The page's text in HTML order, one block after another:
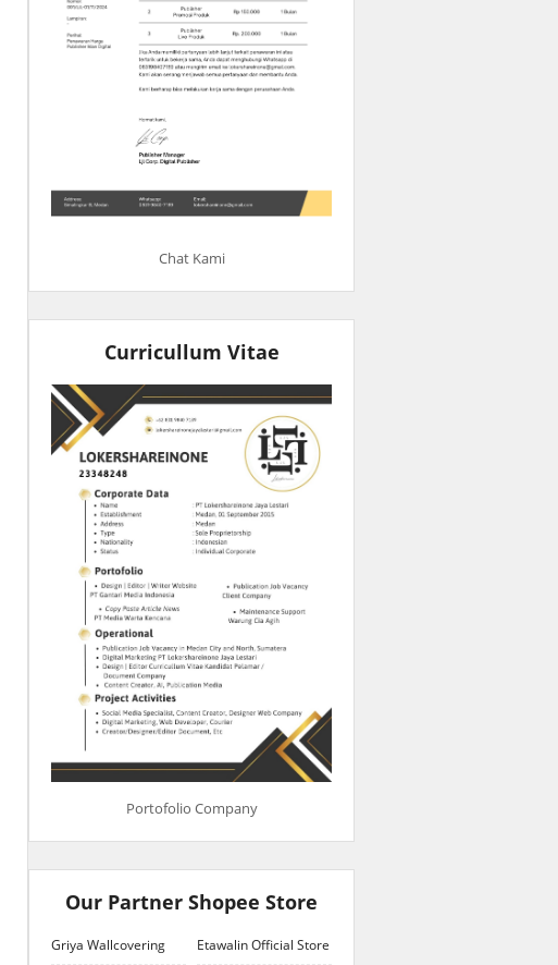
Chat Kami
Curricullum Vitae
Portofolio Company
Our Partner Shopee Store
Griya Wallcovering Etawalin Official Store